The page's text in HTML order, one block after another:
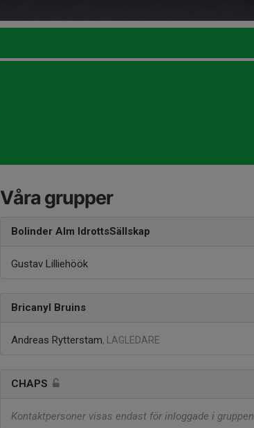
Våra grupper
Bolinder Alm IdrottsSällskap
Gustav Lilliehöök
Bricanyl Bruins
Andreas Rytterstam, LAGLEDARE
CHAPS
Kontaktpersoner visas endast för inloggade i gruppen